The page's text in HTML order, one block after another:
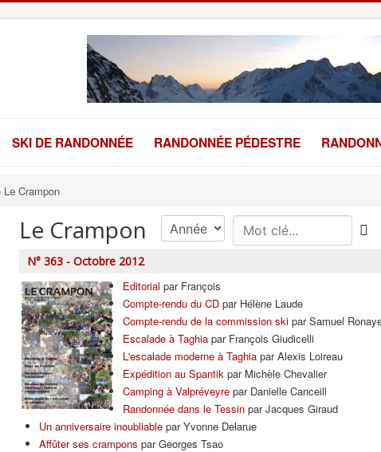
SKI DE RANDONNÉE RANDONNÉE PÉDESTRE
Le Crampon
Le Crampon
N° 363 - Octobre 2012
Editorial par François
Compte-rendu du CD par Hélène Laude
Compte-rendu de la commission ski par Samuel
Escalade à Taghia par François Giudicelli
L'escalade moderne à Taghia par Alexis Loireau
Expédition au Spantik par Michèle Chevalier
Camping à Valpréveyre par Danielle Canceill
Randonnée dans le Tessin par Jacques Giraud
Un anniversaire inoubliable par Yvonne Delarue
Affûter ses crampons par Georges Tsao